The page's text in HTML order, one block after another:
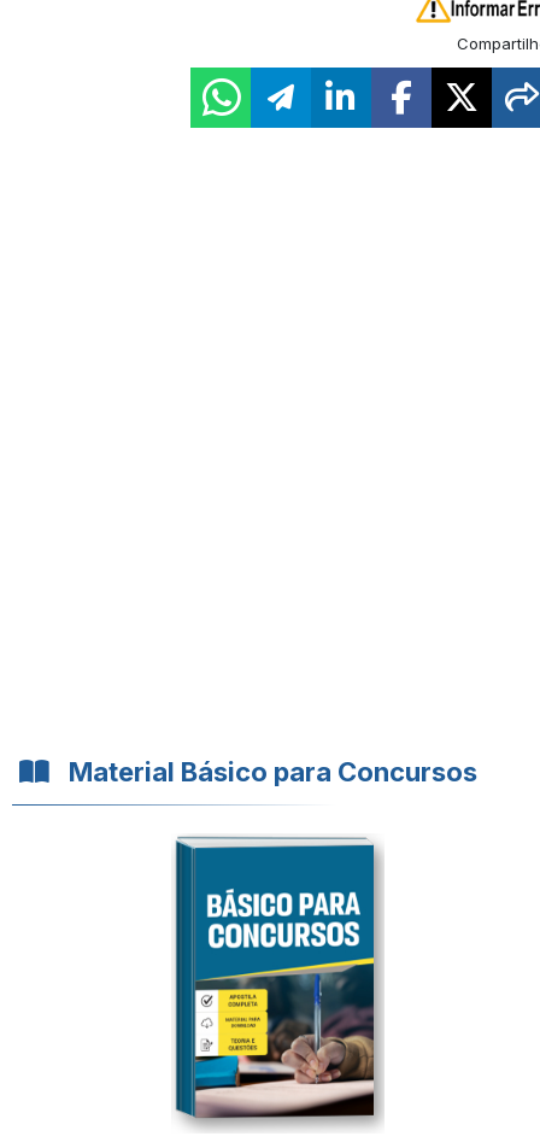
Material Básico para Concursos